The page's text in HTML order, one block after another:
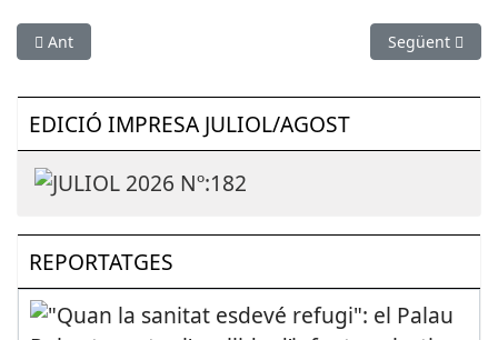
Article anterior: SOCIETAT: El jutjat de Sant Feliu de
Ant Article
Següent
EDICIÓ IMPRESA JULIOL/AGOST
REPORTATGES